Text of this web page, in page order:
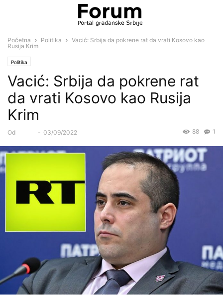
Početna Politika
Vacić: Srbija da pokrene rat da vrati Kosovo kao
Rusija Krim
Politika
Vacić: Srbija da pokrene rat
da vrati Kosovo kao Rusija
Krim
Od - 03/09/2022 1
88